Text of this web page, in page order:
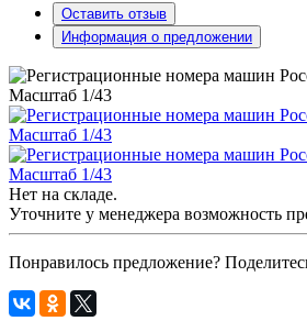
Оставить отзыв
Информация о предложении
Нет на складе.
Уточните у менеджера возможность
Понравилось предложение?